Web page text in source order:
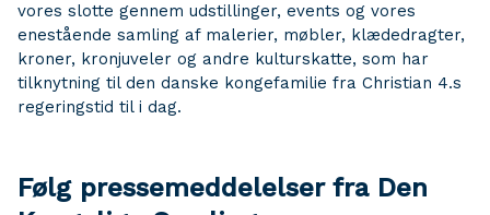
vores slotte gennem udstillinger, events og vores
enestående samling af malerier, møbler, klædedragter,
kroner, kronjuveler og andre kulturskatte, som har
tilknytning til den danske kongefamilie fra Christian 4.s
regeringstid til i dag.
Følg pressemeddelelser fra Den